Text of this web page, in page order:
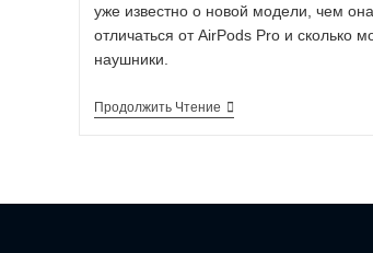
уже известно о новой модели, чем
отличаться от AirPods Pro и сколько
наушники.
Продолжить Чтение